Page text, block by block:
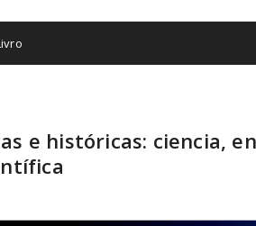
e históricas: ciencia,